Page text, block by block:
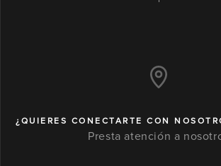
¿QUIERES CONECTARTE CON
Presta atención a